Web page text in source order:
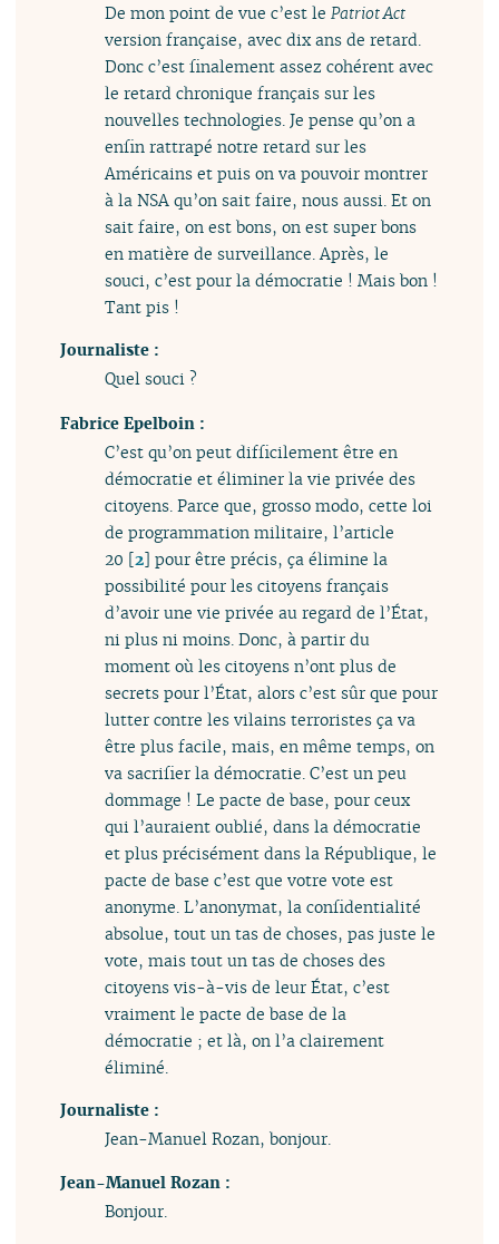
De mon point de vue c’est lePatriot Act
version française, avec dix ans de retard.
Donc c’est finalement assez cohérent avec
le retard chronique français sur les
nouvelles technologies. Je pense qu’on a
enfin rattrapé notre retard sur les
Américains et puis on va pouvoir montrer
à la NSA qu’on sait faire, nous aussi. Et on
sait faire, on est bons, on est super bons
en matière de surveillance. Après, le
souci, c’est pour la démocratie ! Mais bon !
Tant pis !
Journaliste :
Quel souci ?
Fabrice Epelboin :
C’est qu’on peut difficilement être en
démocratie et éliminer la vie privée des
citoyens. Parce que, grosso modo, cette loi
de programmation militaire, l’article
20 [2] pour être précis, ça élimine la
possibilité pour les citoyens français
d’avoir une vie privée au regard de l’État,
ni plus ni moins. Donc, à partir du
moment où les citoyens n’ont plus de
secrets pour l’État, alors c’est sûr que pour
lutter contre les vilains terroristes ça va
être plus facile, mais, en même temps, on
va sacrifier la démocratie. C’est un peu
dommage ! Le pacte de base, pour ceux
qui l’auraient oublié, dans la démocratie
et plus précisément dans la République, le
pacte de base c’est que votre vote est
anonyme. L’anonymat, la confidentialité
absolue, tout un tas de choses, pas juste le
vote, mais tout un tas de choses des
citoyens vis-à-vis de leur État, c’est
vraiment le pacte de base de la
démocratie ; et là, on l’a clairement
éliminé.
Journaliste :
Jean-Manuel Rozan, bonjour.
Jean-Manuel Rozan :
Bonjour.